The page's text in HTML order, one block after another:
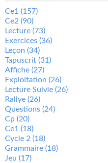
Ce1 (157)
Ce2 (90)
Lecture (73)
Exercices (36)
Leçon (34)
Tapuscrit (31)
Affiche (27)
Exploitation (26)
Lecture Suivie (26)
Rallye (26)
Questions (24)
Cp (20)
Ce1 (18)
Cycle 2 (18)
Grammaire (18)
Jeu (17)